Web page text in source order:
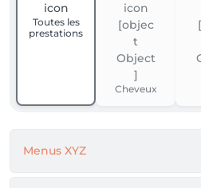
Toutes les
prestations
Cheveux
Menus XYZ